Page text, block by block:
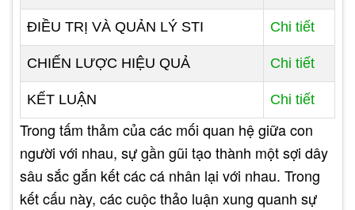
ĐIỀU TRỊ VÀ QUẢN LÝ STI Chi tiết
CHIẾN LƯỢC HIỆU QUẢ Chi tiết
KẾT LUẬN Chi tiết
Trong tấm thảm của các mối quan hệ giữa con
người với nhau, sự gần gũi tạo thành một sợi dây
sâu sắc gắn kết các cá nhân lại với nhau. Trong
kết cấu này, các cuộc thảo luận xung quanh sự